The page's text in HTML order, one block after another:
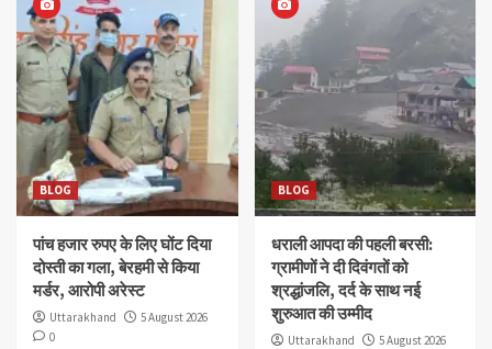
BLOG
पांच हजार रुपए के लिए घोंट दिया
दोस्ती का गला, बेरहमी से किया
मर्डर, आरोपी अरेस्ट
Uttarakhand
5 August 2026
0
BLOG
धराली आपदा की पहली बरसी:
ग्रामीणों ने दी दिवंगतों को
श्रद्धांजलि, दर्द के साथ नई
शुरुआत की उम्मीद
Uttarakhand
5 August 2026